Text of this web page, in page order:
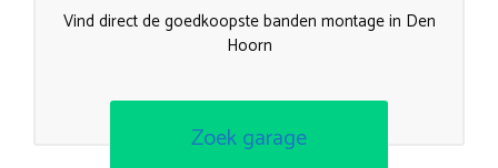
Vind direct de goedkoopste banden montage in Den
Hoorn
Zoek garage